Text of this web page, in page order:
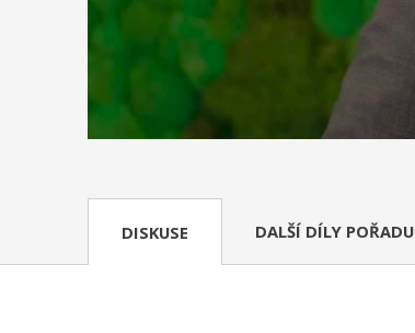
DISKUSE DALŠÍ DÍLY POŘADU